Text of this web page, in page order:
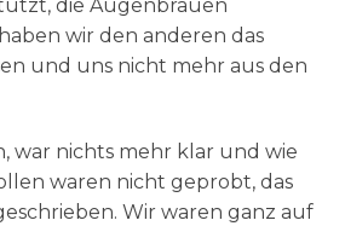
die Augenbrauen
wir den anderen das
und uns nicht mehr aus den
war nichts mehr klar und wie
waren nicht geprobt, das
Wir waren ganz auf